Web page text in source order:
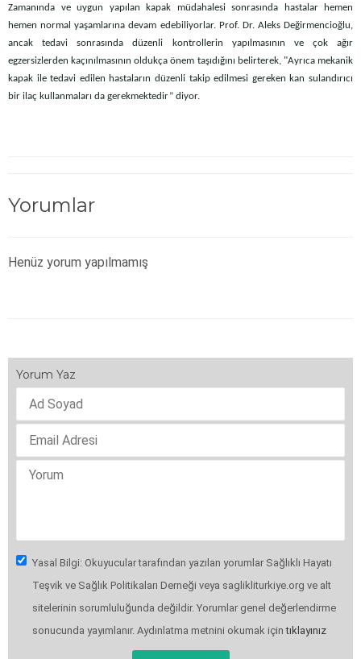
Zamanında ve uygun yapılan kapak müdahalesi sonrasında hastalar hemen
hemen normal yaşamlarına devam edebiliyorlar. Prof. Dr. Aleks Değirmencioğlu,
ancak tedavi sonrasında düzenli kontrollerin yapılmasının ve çok ağır
egzersizlerden kaçınılmasının oldukça önem taşıdığını belirterek, "Ayrıca mekanik
kapak ile tedavi edilen hastaların düzenli takip edilmesi gereken kan sulandırıcı
bir ilaç kullanmaları da gerekmektedir” diyor.
Yorumlar
Henüz yorum yapılmamış
Yorum Yaz
Yasal Bilgi: Okuyucular tarafından yazılan yorumlar Sağlıklı Hayatı
Teşvik ve Sağlık Politikaları Derneği veya saglikliturkiye.org ve alt
sitelerinin sorumluluğunda değildir. Yorumlar genel değerlendirme
sonucunda yayımlanır. Aydınlatma metnini okumak içintıklayınız